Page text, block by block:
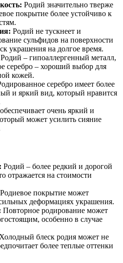
Родий значительно тверже
покрытие более устойчиво к
Родий не тускнеет и
сульфидов на поверхности
украшения на долгое время.
Родий – гипоаллергенный металл,
серебро – хороший выбор для
кожей.
серебро имеет более
и яркий вид, который нравится
очень яркий и
может усилить сияние
Родий – более редкий и дорогой
отражается на стоимости
Родиевое покрытие может
деформациях украшения.
Повторное родирование может
особенно в случае
Холодный блеск родия может не
более теплые оттенки